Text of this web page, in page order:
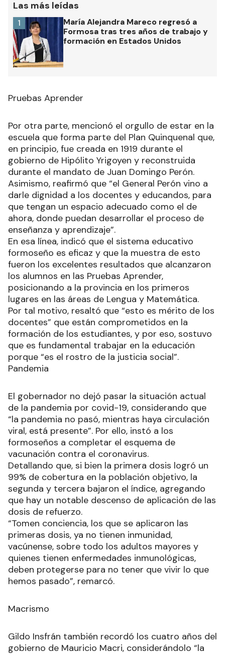
Las más leídas
María Alejandra Mareco regresó a
Formosa tras tres años de trabajo y
formación en Estados Unidos
1
Pruebas Aprender
Por otra parte, mencionó el orgullo de estar en la
escuela que forma parte del Plan Quinquenal que,
en principio, fue creada en 1919 durante el
gobierno de Hipólito Yrigoyen y reconstruida
durante el mandato de Juan Domingo Perón.
Asimismo, reafirmó que “el General Perón vino a
darle dignidad a los docentes y educandos, para
que tengan un espacio adecuado como el de
ahora, donde puedan desarrollar el proceso de
enseñanza y aprendizaje”.
En esa línea, indicó que el sistema educativo
formoseño es eficaz y que la muestra de esto
fueron los excelentes resultados que alcanzaron
los alumnos en las Pruebas Aprender,
posicionando a la provincia en los primeros
lugares en las áreas de Lengua y Matemática.
Por tal motivo, resaltó que “esto es mérito de los
docentes” que están comprometidos en la
formación de los estudiantes, y por eso, sostuvo
que es fundamental trabajar en la educación
porque “es el rostro de la justicia social”.
Pandemia
El gobernador no dejó pasar la situación actual
de la pandemia por covid-19, considerando que
“la pandemia no pasó, mientras haya circulación
viral, está presente”. Por ello, instó a los
formoseños a completar el esquema de
vacunación contra el coronavirus.
Detallando que, si bien la primera dosis logró un
99% de cobertura en la población objetivo, la
segunda y tercera bajaron el índice, agregando
que hay un notable descenso de aplicación de las
dosis de refuerzo.
“Tomen conciencia, los que se aplicaron las
primeras dosis, ya no tienen inmunidad,
vacúnense, sobre todo los adultos mayores y
quienes tienen enfermedades inmunológicas,
deben protegerse para no tener que vivir lo que
hemos pasado”, remarcó.
Macrismo
Gildo Insfrán también recordó los cuatro años del
gobierno de Mauricio Macri, considerándolo “la